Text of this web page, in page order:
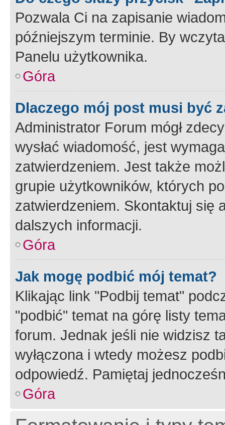
Pozwala Ci na zapisanie
późniejszym terminie. By
Panelu użytkownika.
Góra
Dlaczego mój post musi być
Administrator Forum mógł
wysłać wiadomość, jest
zatwierdzeniem. Jest także
grupie użytkowników, których
zatwierdzeniem. Skontaktuj się
dalszych informacji.
Góra
Jak mogę podbić mój temat?
Klikając link "Podbij temat"
"podbić" temat na górę listy
forum. Jednak jeśli nie widzisz
wyłączona i wtedy możesz
odpowiedź. Pamiętaj
Góra